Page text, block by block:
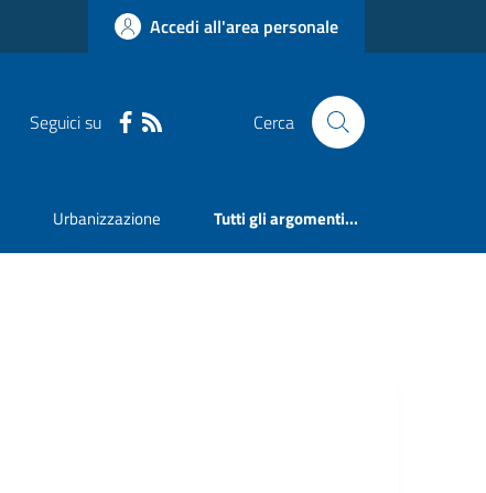
Accedi all'area personale
Seguici su Cerca
Urbanizzazione Tutti gli argomenti...